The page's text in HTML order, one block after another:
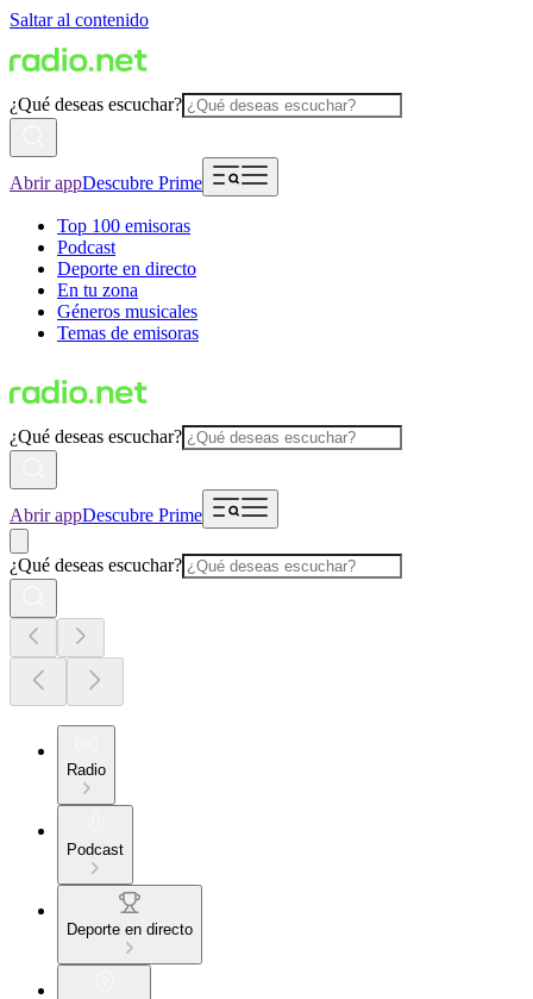
Saltar al contenido
¿Qué deseas escuchar?
Abrir appDescubre Prime
Top 100 emisoras
Podcast
Deporte en directo
En tu zona
Géneros musicales
Temas de emisoras
¿Qué deseas escuchar?
Abrir appDescubre Prime
¿Qué deseas escuchar?
Radio
Podcast
Deporte en directo